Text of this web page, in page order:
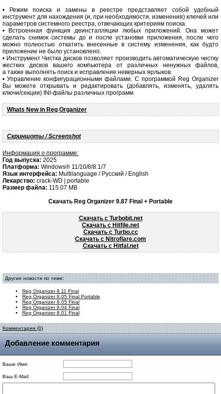
• Режим поиска и замены в реестре представляет собой удобный
инструмент для нахождения (и, при необходимости, изменения) ключей или
параметров системного реестра, отвечающих критериям поиска.
• Встроенная функция деинсталляции любых приложений. Она может
сделать снимок системы до и после установки приложения, после чего
можно полностью откатить внесенные в систему изменения, как будто
приложение не было установлено.
• Инструмент Чистка дисков позволяет производить автоматическую чистку
жестких дисков вашего компьютера от различных ненужных файлов,
а также выполнять поиск и исправление неверных ярлыков.
• Управление конфигурационными файлами. С программой Reg Organizer
Вы можете открывать и редактировать (добавлять, изменять, удалять
ключи/секции) INI-файлы различных программ.
Whats New in Reg Organizer
Скриншоты / Screenshot
Информация о программе:
Год выпуска: 2025
Платформа: Windows® 11/10/8/8.1/7
Язык интерфейса: Multilanguage / Русский / English
Лекарство: crack-WD | portable
Размер файла: 115.07 MB
Скачать Reg Organizer 9.87 Final + Portable
Скачать с Turbobit.net
Скачать с Hitfile.net
Скачать с Turbo.cc
Скачать с Nitroflare.com
Скачать с Hitfal.net
Другие новости по теме:
Reg Organizer 8.11 Final
Reg Organizer 8.05 Final Portable
Reg Organizer 8.05 Final
Reg Organizer 8.04 Final
Reg Organizer 8.01 Final
Комментарии (0)
Добавление комментария
Ваше Имя:
Ваш E-Mail: